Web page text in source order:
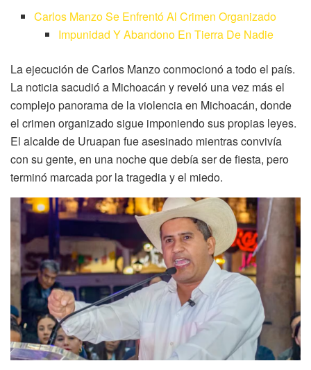
Carlos Manzo Se Enfrentó Al Crimen Organizado
Impunidad Y Abandono En Tierra De Nadie
La ejecución de Carlos Manzo conmocionó a todo el país.
La noticia sacudió a Michoacán y reveló una vez más el
complejo panorama de la violencia en Michoacán, donde
el crimen organizado sigue imponiendo sus propias leyes.
El alcalde de Uruapan fue asesinado mientras convivía
con su gente, en una noche que debía ser de fiesta, pero
terminó marcada por la tragedia y el miedo.